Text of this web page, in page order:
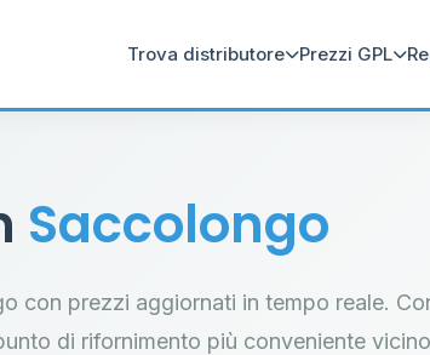
Trova distributore Prezzi GPL
Saccolongo
con prezzi aggiornati in tempo reale.
di rifornimento più conveniente